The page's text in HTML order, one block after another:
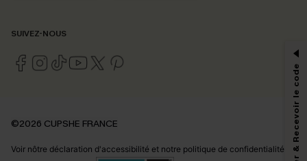
SUIVEZ-NOUS
©2026 CUPSHE FRANCE
Voir nôtre déclaration d'accessibilité et notre politique de confidentialité.
*Un code par commande, valable une seule fois.
marketing (y compris du contenu généré par l'IA) de Cupshe et
pouvons utiliser les données collectées sur notre site ainsi que des
S'abonner & Recevoir le code